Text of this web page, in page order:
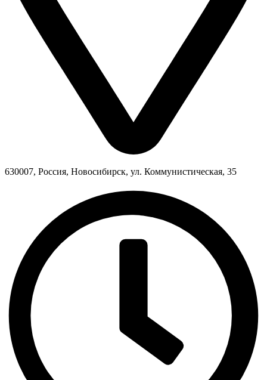
630007, Россия, Новосибирск, ул. Коммунистическая, 35